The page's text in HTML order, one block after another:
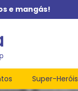
e mangás!
Super-Heróis